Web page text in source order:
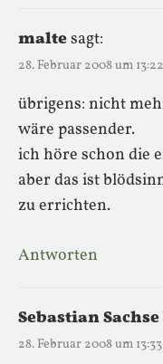
maltesagt:
28. Februar 2008 um
übrigens: nicht
wäre passender.
ich höre schon die
aber das ist
zu errichten.
Antworten
Sebastian Sachse
28. Februar 2008 um